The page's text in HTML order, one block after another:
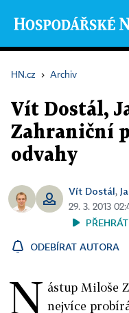
HN.cz › Archiv
Vít Dostál,
Zahraniční
odvahy
Vít Dostál,
29. 3. 2013
ODEBÍRAT AUTORA
N ástup Miloše
nejvíce